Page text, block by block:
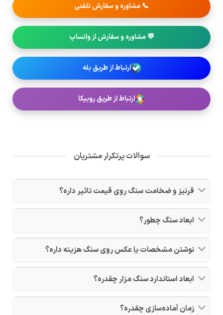
📞 مشاوره و سفارش تلفنی
💬 مشاوره و سفارش از واتساپ
ارتباط از طریق بله
ارتباط از طریق روبیکا
سوالات پرتکرار مشتریان
قرنیز و ضخامت سنگ روی قیمت تاثیر داره؟
ابعاد سنگ چطور؟
نوشتن مشخصات یا عکس روی سنگ هزینه داره؟
ابعاد استاندارد سنگ مزار چقدره؟
زمان آماده‌سازی چقدره؟